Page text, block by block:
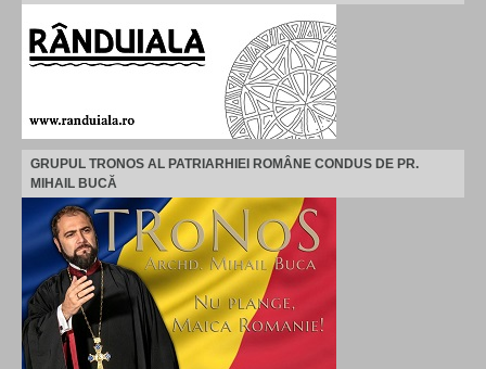
GRUPUL TRONOS AL PATRIARHIEI ROMÂNE CONDUS DE PR.
MIHAIL BUCĂ